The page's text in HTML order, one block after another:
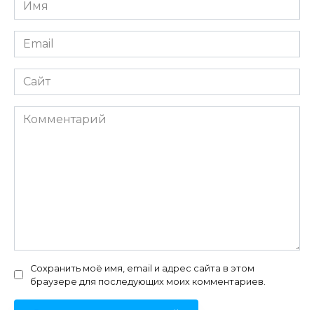
*
Email
*
Сайт
Комментарий
Сохранить моё имя, email и адрес сайта в этом
браузере для последующих моих комментариев.